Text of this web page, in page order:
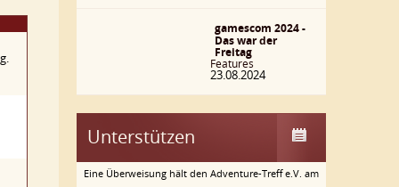
gamescom 2024 -
Das war der
Freitag
Features
23.08.2024
Unterstützen
Eine Überweisung hält den Adventure-Treff e.V. am